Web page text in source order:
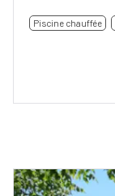
Piscine chauffée